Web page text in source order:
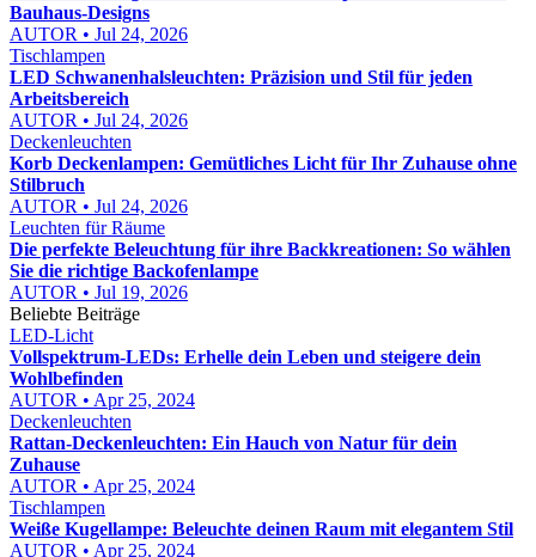
Bauhaus-Designs
AUTOR • Jul 24, 2026
Tischlampen
LED Schwanenhalsleuchten: Präzision und Stil für jeden
Arbeitsbereich
AUTOR • Jul 24, 2026
Deckenleuchten
Korb Deckenlampen: Gemütliches Licht für Ihr Zuhause ohne
Stilbruch
AUTOR • Jul 24, 2026
Leuchten für Räume
Die perfekte Beleuchtung für ihre Backkreationen: So wählen
Sie die richtige Backofenlampe
AUTOR • Jul 19, 2026
Beliebte Beiträge
LED-Licht
Vollspektrum-LEDs: Erhelle dein Leben und steigere dein
Wohlbefinden
AUTOR • Apr 25, 2024
Deckenleuchten
Rattan-Deckenleuchten: Ein Hauch von Natur für dein
Zuhause
AUTOR • Apr 25, 2024
Tischlampen
Weiße Kugellampe: Beleuchte deinen Raum mit elegantem Stil
AUTOR • Apr 25, 2024